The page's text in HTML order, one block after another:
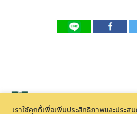
เราใช้คุกกี้เพื่อเพิ่มประสิทธิภาพและประส